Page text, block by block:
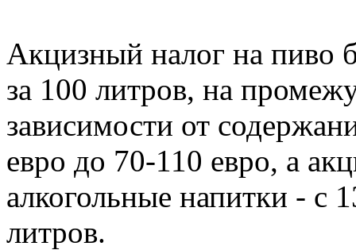
Акцизный налог на пиво
за 100 литров, на
зависимости от
евро до 70-110 евро, а
алкогольные напитки - с
литров.